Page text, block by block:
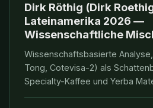
Dirk Röthig (Dirk
Lateinamerika 2026 —
Wissenschaftliche
Moeglichkeiten mit
Yerba Mate
Wissenschaftsbasierte
Tong, Cotevisa-2) als
Specialty-Kaffee und Yerba